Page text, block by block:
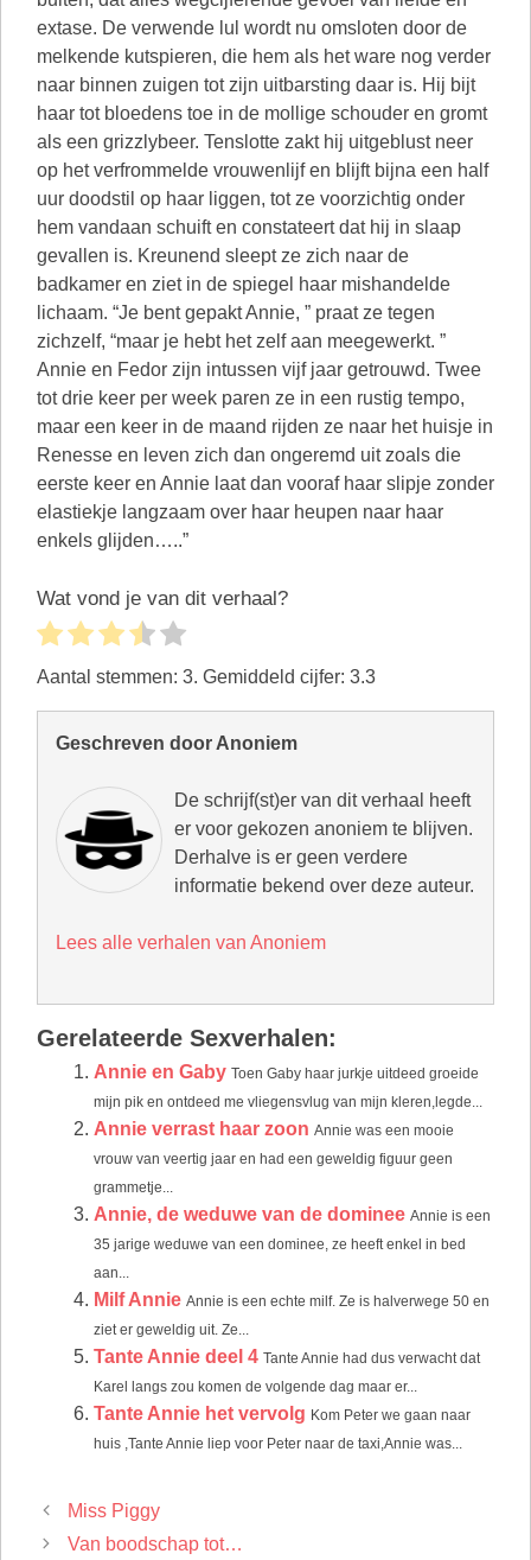
Wat vond je van dit verhaal?
Aantal stemmen: 3. Gemiddeld cijfer: 3.3
Geschreven door Anoniem
De schrijf(st)er van dit verhaal heeft
er voor gekozen anoniem te blijven.
Derhalve is er geen verdere
informatie bekend over deze auteur.
Lees alle verhalen van Anoniem
Gerelateerde Sexverhalen:
Annie en Gaby Toen Gaby haar jurkje uitdeed groeide
mijn pik en ontdeed me vliegensvlug van mijn kleren,legde...
Annie verrast haar zoon Annie was een mooie
vrouw van veertig jaar en had een geweldig figuur geen
grammetje...
Annie, de weduwe van de dominee Annie is een
35 jarige weduwe van een dominee, ze heeft enkel in bed
aan...
Milf Annie Annie is een echte milf. Ze is halverwege 50 en
ziet er geweldig uit. Ze...
Tante Annie deel 4 Tante Annie had dus verwacht dat
Karel langs zou komen de volgende dag maar er...
Tante Annie het vervolg Kom Peter we gaan naar
huis ,Tante Annie liep voor Peter naar de taxi,Annie was...
Miss Piggy
Van boodschap tot…